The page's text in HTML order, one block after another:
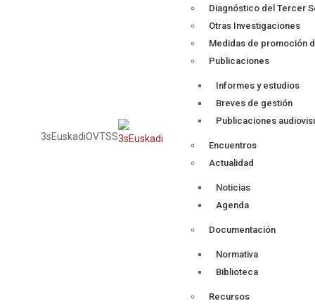
3sEuskadiOVTSS
Diagnóstico del Tercer
Otras Investigaciones
Medidas de promoción
Publicaciones
Informes y estudios
Breves de gestión
Publicaciones
Encuentros
Actualidad
Noticias
Agenda
Documentación
Normativa
Biblioteca
Recursos